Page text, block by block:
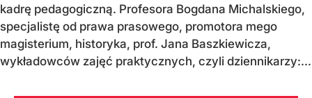
kadrę pedagogiczną. Profesora Bogdana Michalskiego,
specjalistę od prawa prasowego, promotora mego
magisterium, historyka, prof. Jana Baszkiewicza,
wykładowców zajęć praktycznych, czyli dziennikarzy:...